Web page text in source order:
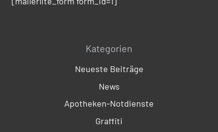
Kategorien
Neueste Beiträge
News
Apotheken-Notdienste
Graffiti